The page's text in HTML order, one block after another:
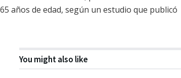
años de edad, según un estudio que publicó
You might also like